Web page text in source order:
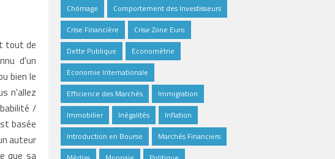
tout de
d'un
bien le
n'allez
/
basée
auteur
que sa
Chômage
Comportement des Investisseurs
Crise Financière
Crise Zone Euro
Dette Publique
Econométrie
Economie Internationale
Efficience des Marchés
Immigration
Immobilier
Inégalités
Inflation
Introduction en Bourse
Marchés Financiers